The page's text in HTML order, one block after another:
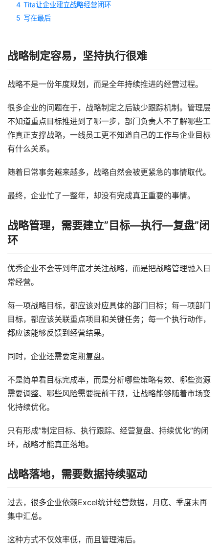
4 Tita让企业建立战略经营闭环
5 写在最后
战略制定容易，坚持执行很难
战略不是一份年度规划，而是全年持续推进的经营过程。
很多企业的问题在于，战略制定之后缺少跟踪机制。管理层
不知道重点目标推进到了哪一步，部门负责人不了解哪些工
作真正支撑战略，一线员工更不知道自己的工作与企业目标
有什么关系。
随着日常事务越来越多，战略自然会被更紧急的事情取代。
最终，企业忙了一整年，却没有完成真正重要的事情。
战略管理，需要建立”目标—执行—复盘”闭
环
优秀企业不会等到年底才关注战略，而是把战略管理融入日
常经营。
每一项战略目标，都应该对应具体的部门目标；每一项部门
目标，都应该关联重点项目和关键任务；每一个执行动作，
都应该能够反馈到经营结果。
同时，企业还需要定期复盘。
不是简单看目标完成率，而是分析哪些策略有效、哪些资源
需要调整、哪些风险需要提前干预，让战略能够随着市场变
化持续优化。
只有形成”制定目标、执行跟踪、经营复盘、持续优化”的闭
环，战略才能真正落地。
战略落地，需要数据持续驱动
过去，很多企业依赖Excel统计经营数据，月底、季度末再
集中汇总。
这种方式不仅效率低，而且管理滞后。